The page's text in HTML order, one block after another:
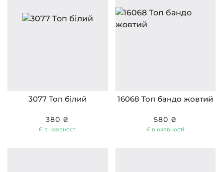
3077 Топ білий
380 ₴
Є в наявності
16068 Топ бандо жовтий
580 ₴
Є в наявності